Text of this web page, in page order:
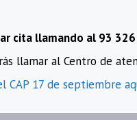
cita llamando al 93
llamar al Centro de
CAP 17 de septiembre